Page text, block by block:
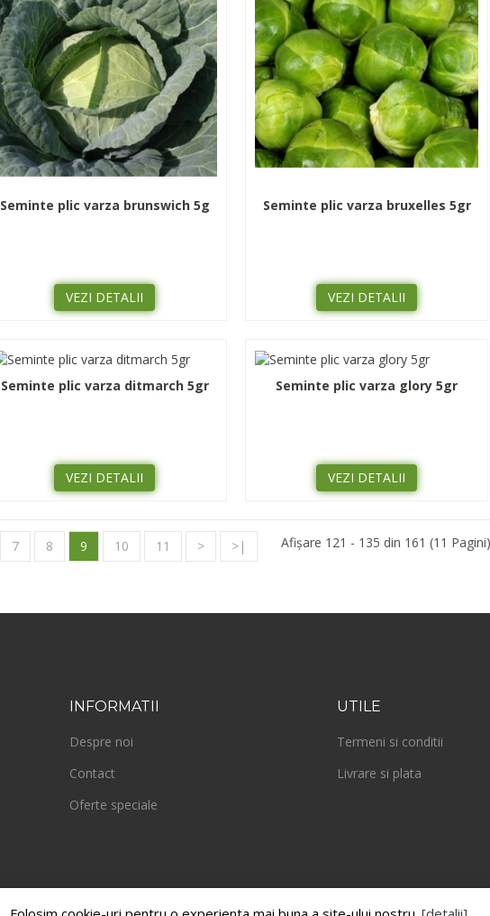
Seminte plic varza brunswich 5g
VEZI DETALII
Seminte plic varza bruxelles 5gr
VEZI DETALII
Seminte plic varza ditmarch 5gr
VEZI DETALII
Seminte plic varza glory 5gr
VEZI DETALII
7 8 9 10 11 > >| Afişare 121 - 135 din 161 (11 Pagini)
INFORMATII
Despre noi
Contact
Oferte speciale
UTILE
Termeni si conditii
Livrare si plata